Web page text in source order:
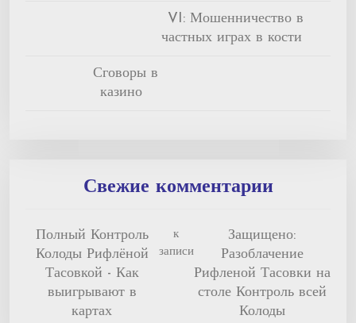
VI: Мошенничество в
частных играх в кости
Сговоры в
казино
Свежие комментарии
Полный Контроль
Колоды Рифлёной
Тасовкой - Как
выигрывают в
картах
к
записи
Защищено:
Разоблачение
Рифленой Тасовки на
столе Контроль всей
Колоды